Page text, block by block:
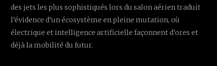
des jets les plus sophistiqués lors du salon aérien traduit
l’évidence d’un écosystème en pleine mutation, où
électrique et intelligence artificielle façonnent d’ores et
déjà la mobilité du futur.